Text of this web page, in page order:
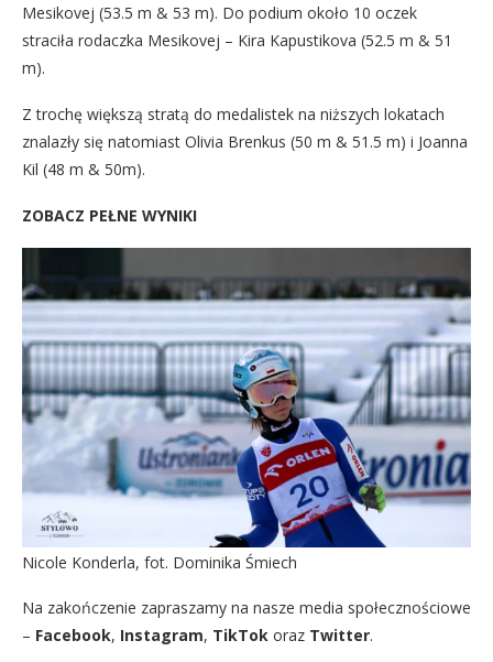
Mesikovej (53.5 m & 53 m). Do podium około 10 oczek
straciła rodaczka Mesikovej – Kira Kapustikova (52.5 m & 51
m).
Z trochę większą stratą do medalistek na niższych lokatach
znalazły się natomiast Olivia Brenkus (50 m & 51.5 m) i Joanna
Kil (48 m & 50m).
ZOBACZ PEŁNE WYNIKI
Nicole Konderla, fot. Dominika Śmiech
Na zakończenie zapraszamy na nasze media społecznościowe
– Facebook, Instagram, TikTok oraz Twitter.